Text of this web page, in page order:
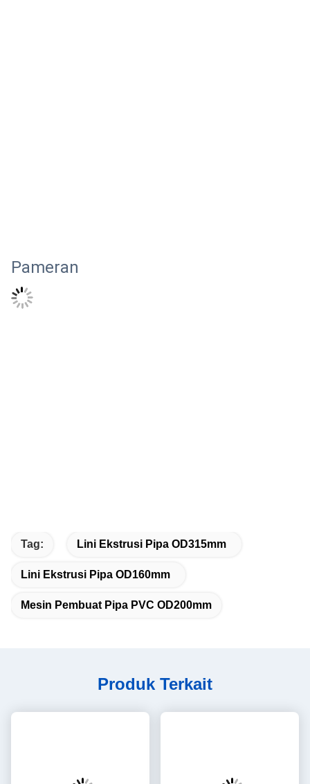
Pameran
Tag: Lini Ekstrusi Pipa OD315mm
Lini Ekstrusi Pipa OD160mm
Mesin Pembuat Pipa PVC OD200mm
Produk Terkait